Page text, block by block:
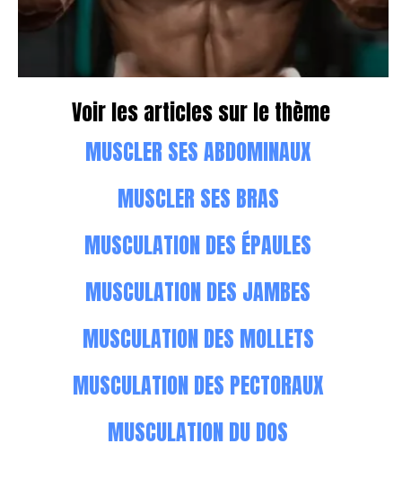
Voir les articles sur le thème
MUSCLER SES ABDOMINAUX
MUSCLER SES BRAS
MUSCULATION DES ÉPAULES
MUSCULATION DES JAMBES
MUSCULATION DES MOLLETS
MUSCULATION DES PECTORAUX
MUSCULATION DU DOS